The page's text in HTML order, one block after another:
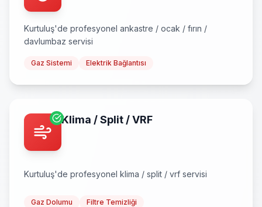
Kurtuluş'de profesyonel ankastre / ocak / fırın /
davlumbaz servisi
Gaz Sistemi Elektrik Bağlantısı
Klima / Split / VRF
Kurtuluş'de profesyonel klima / split / vrf servisi
Gaz Dolumu Filtre Temizliği